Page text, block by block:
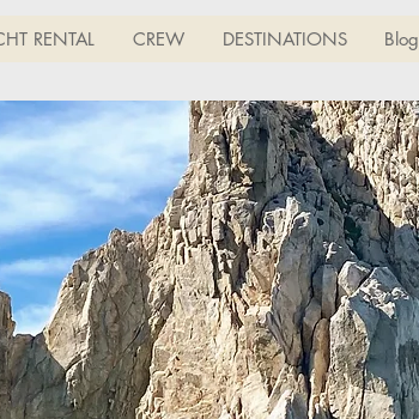
RENTAL CREW DESTINATIONS Blog